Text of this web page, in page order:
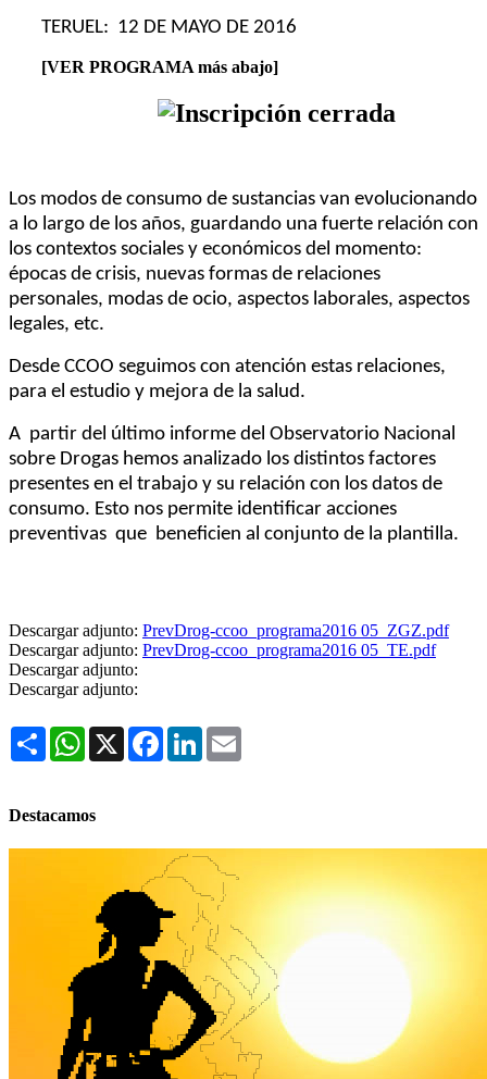
TERUEL: 12 DE MAYO DE 2016
[VER PROGRAMA más abajo]
Los modos de consumo de sustancias van evolucionando
a lo largo de los años, guardando una fuerte relación con
los contextos sociales y económicos del momento:
épocas de crisis, nuevas formas de relaciones
personales, modas de ocio, aspectos laborales, aspectos
legales, etc.
Desde CCOO seguimos con atención estas relaciones,
para el estudio y mejora de la salud.
A partir del último informe del Observatorio Nacional
sobre Drogas hemos analizado los distintos factores
presentes en el trabajo y su relación con los datos de
consumo. Esto nos permite identificar acciones
preventivas que beneficien al conjunto de la plantilla.
Descargar adjunto: PrevDrog-ccoo_programa2016 05_ZGZ.pdf
Descargar adjunto: PrevDrog-ccoo_programa2016 05_TE.pdf
Descargar adjunto:
Descargar adjunto:
Share WhatsApp
X FacebookLinkedIn
Destacamos